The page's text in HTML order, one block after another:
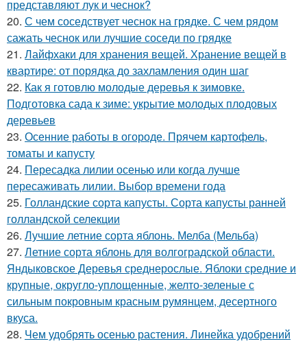
представляют лук и чеснок?
20. С чем соседствует чеснок на грядке. С чем рядом
сажать чеснок или лучшие соседи по грядке
21. Лайфхаки для хранения вещей. Хранение вещей в
квартире: от порядка до захламления один шаг
22. Как я готовлю молодые деревья к зимовке.
Подготовка сада к зиме: укрытие молодых плодовых
деревьев
23. Осенние работы в огороде. Прячем картофель,
томаты и капусту
24. Пересадка лилии осенью или когда лучше
пересаживать лилии. Выбор времени года
25. Голландские сорта капусты. Сорта капусты ранней
голландской селекции
26. Лучшие летние сорта яблонь. Мелба (Мельба)
27. Летние сорта яблонь для волгоградской области.
Яндыковское Деревья среднерослые. Яблоки средние и
крупные, округло-уплощенные, желто-зеленые с
сильным покровным красным румянцем, десертного
вкуса.
28. Чем удобрять осенью растения. Линейка удобрений